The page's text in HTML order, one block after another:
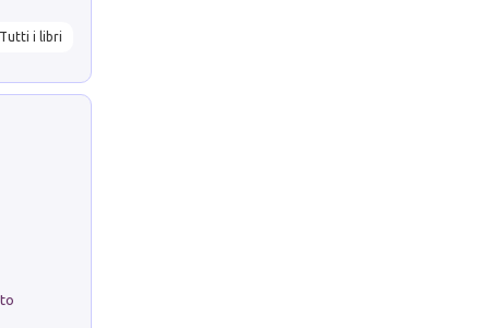
Tutti i libri